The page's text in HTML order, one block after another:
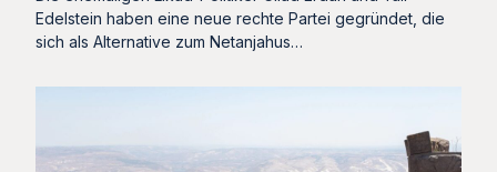
Edelstein haben eine neue rechte Partei gegründet, die
sich als Alternative zum Netanjahus…